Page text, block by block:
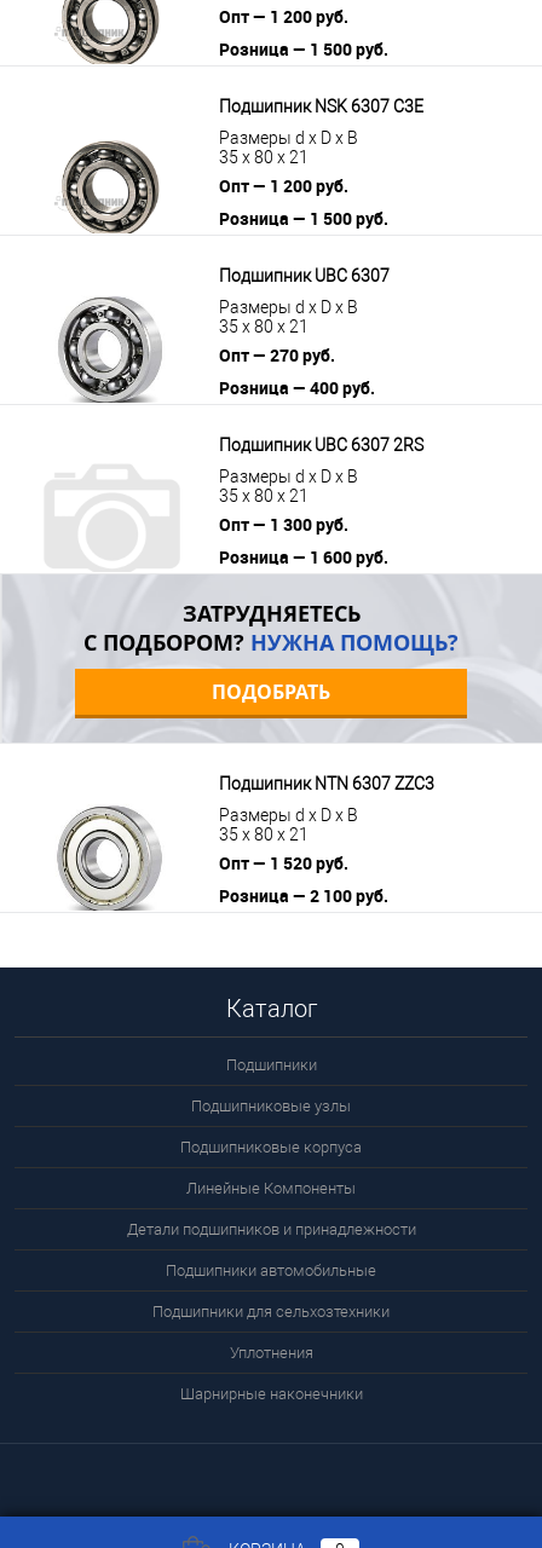
Опт — 1 200 руб.
Розница — 1 500 руб.
Подшипник NSK 6307 C3E
Размеры d x D x B
35 x 80 x 21
Опт — 1 200 руб.
Розница — 1 500 руб.
Подшипник UBC 6307
Размеры d x D x B
35 x 80 x 21
Опт — 270 руб.
Розница — 400 руб.
Подшипник UBC 6307 2RS
Размеры d x D x B
35 x 80 x 21
Опт — 1 300 руб.
Розница — 1 600 руб.
ЗАТРУДНЯЕТЕСЬ
С ПОДБОРОМ? НУЖНА ПОМОЩЬ?
ПОДОБРАТЬ
Подшипник NTN 6307 ZZC3
Размеры d x D x B
35 x 80 x 21
Опт — 1 520 руб.
Розница — 2 100 руб.
Каталог
Подшипники
Подшипниковые узлы
Подшипниковые корпуса
Линейные Компоненты
Детали подшипников и принадлежности
Подшипники автомобильные
Подшипники для сельхозтехники
Уплотнения
Шарнирные наконечники